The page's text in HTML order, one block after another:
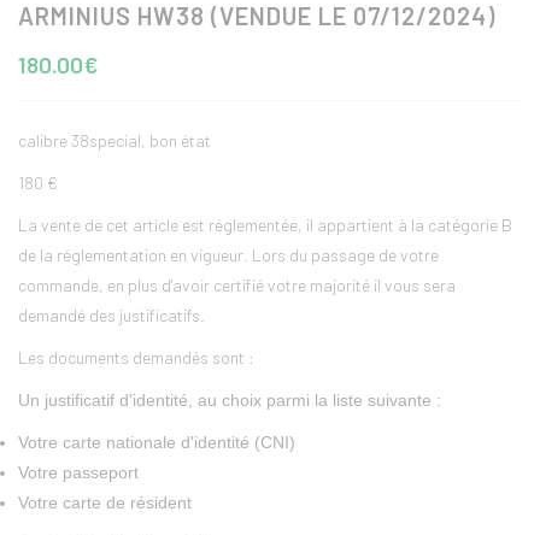
ARMINIUS HW38 (VENDUE LE 07/12/2024)
180.00€
calibre 38special, bon état
180 €
La vente de cet article est réglementée, il appartient à la catégorie B
de la réglementation en vigueur. Lors du passage de votre
commande, en plus d'avoir certifié votre majorité il vous sera
demandé des justificatifs.
Les documents demandés sont :
Un justificatif d'identité, au choix parmi la liste suivante :
Votre carte nationale d'identité (CNI)
Votre passeport
Votre carte de résident